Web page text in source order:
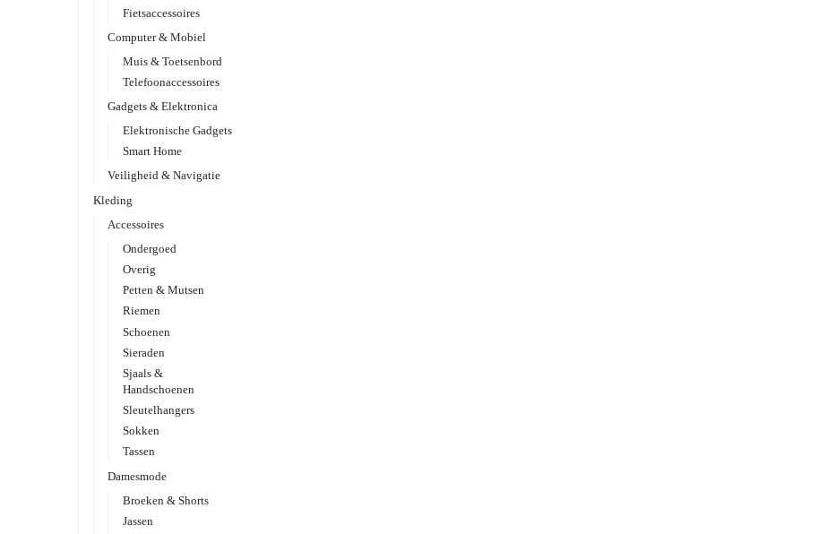
Fietsaccessoires
Computer & Mobiel
Muis & Toetsenbord
Telefoonaccessoires
Gadgets & Elektronica
Elektronische Gadgets
Smart Home
Veiligheid & Navigatie
Kleding
Accessoires
Ondergoed
Overig
Petten & Mutsen
Riemen
Schoenen
Sieraden
Sjaals &
Handschoenen
Sleutelhangers
Sokken
Tassen
Damesmode
Broeken & Shorts
Jassen